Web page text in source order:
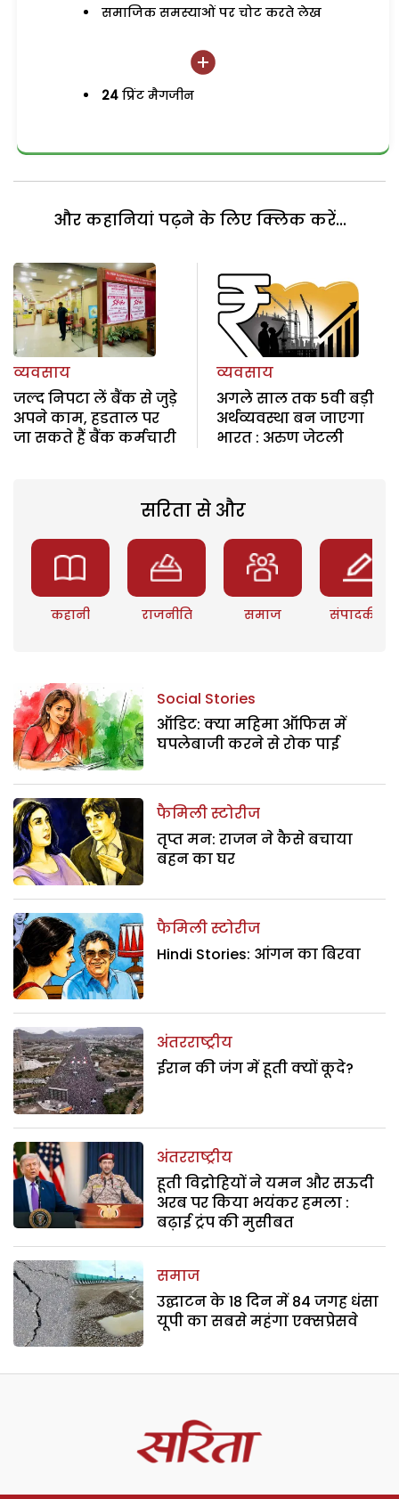
समाजिक समस्याओं पर चोट करते लेख
24 प्रिंट मैगजीन
और कहानियां पढ़ने के लिए क्लिक करें...
व्यवसाय
जल्द निपटा लें बैंक से जुड़े
अपने काम, हडताल पर
जा सकते हैं बैंक कर्मचारी
व्यवसाय
अगले साल तक 5वी बड़ी
अर्थव्यवस्था बन जाएगा
भारत : अरुण जेटली
सरिता से और
कहानी राजनीति समाज संपादकीय
Social Stories
ऑडिट: क्या महिमा ऑफिस में
घपलेबाजी करने से रोक पाई
फैमिली स्टोरीज
तृप्त मन: राजन ने कैसे बचाया
बहन का घर
फैमिली स्टोरीज
Hindi Stories: आंगन का बिरवा
अंतरराष्ट्रीय
ईरान की जंग में हूती क्यों कूदे?
अंतरराष्ट्रीय
हूती विद्रोहियों ने यमन और सऊदी
अरब पर किया भयंकर हमला :
बढ़ाई ट्रंप की मुसीबत
समाज
उद्घाटन के 18 दिन में 84 जगह धंसा
यूपी का सबसे महंगा एक्सप्रेसवे